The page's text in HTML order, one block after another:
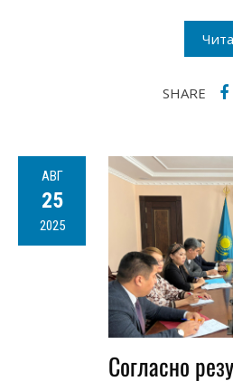
SHARE
АВГ
25
2025
Согласно